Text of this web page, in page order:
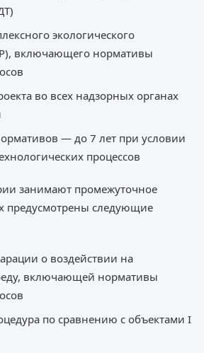
экологического
включающего нормативы
во всех надзорных органах
— до 7 лет при условии
процессов
занимают промежуточное
предусмотрены следующие
о воздействии на
включающей нормативы
по сравнению с объектами I